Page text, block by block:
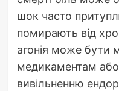
шок часто
помирають від
агонія може
медикаментам
вивільненню